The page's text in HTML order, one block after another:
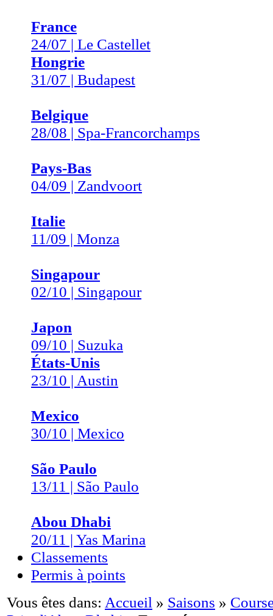
France
24/07 | Le Castellet
Hongrie
31/07 | Budapest
Belgique
28/08 | Spa-Francorchamps
Pays-Bas
04/09 | Zandvoort
Italie
11/09 | Monza
Singapour
02/10 | Singapour
Japon
09/10 | Suzuka
États-Unis
23/10 | Austin
Mexico
30/10 | Mexico
São Paulo
13/11 | São Paulo
Abou Dhabi
20/11 | Yas Marina
Classements
Permis à points
Vous êtes dans: Accueil » Saisons »